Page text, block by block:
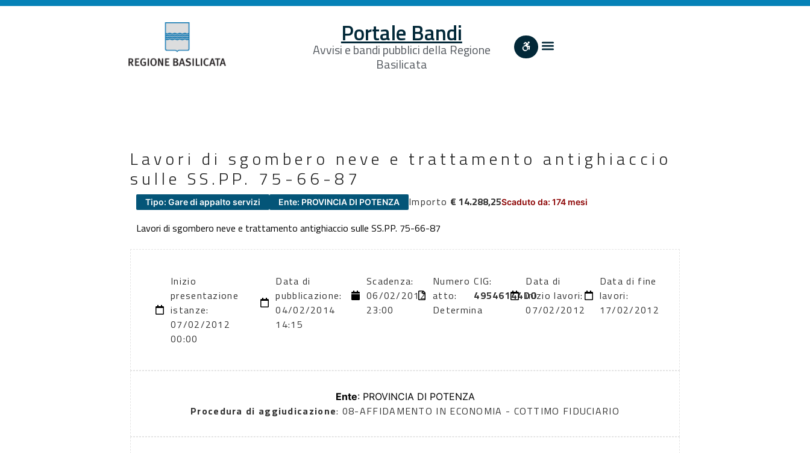
Portale Bandi
Avvisi e bandi pubblici della Regione
Basilicata
Lavori di sgombero neve e trattamento antighiaccio
sulle SS.PP. 75-66-87
Tipo: Gare di appalto servizi Ente: PROVINCIA DI POTENZA Importo € 14.288,25Scaduto da: 174 mesi
Lavori di sgombero neve e trattamento antighiaccio sulle SS.PP. 75-66-87
Inizio
presentazione
istanze:
07/02/2012
00:00
Data di
pubblicazione:
04/02/2014
14:15
Scadenza:
06/02/2012
23:00
Numero
atto:
Determina
CIG:
49546144DO
Data di
inizio lavori:
07/02/2012
Data di fine
lavori:
17/02/2012
Ente: PROVINCIA DI POTENZA
Procedura di aggiudicazione: 08-AFFIDAMENTO IN ECONOMIA - COTTIMO FIDUCIARIO